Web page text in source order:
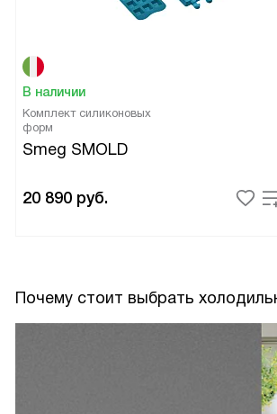
В наличии
Комплект силиконовых
форм
Smeg SMOLD
20 890 руб.
Почему стоит выбрать